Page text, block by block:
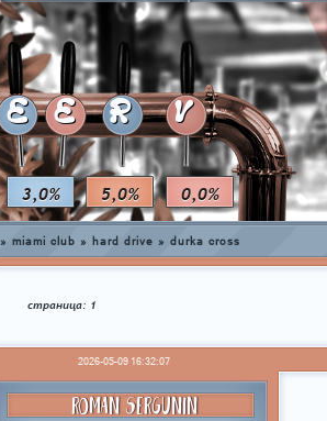
3,0% 5,0% 0,0%
hot n cold
охлаждаемся в клабграмме
сделай это
everyone's a star
покупаем звезды
time goes by
private emotion
с днем эмоций #4
hot
летняя
E E R V
» miami club » hard drive » durka cross
страница: 1
2026-05-09 16:32:07
ROMAN SERGUNIN